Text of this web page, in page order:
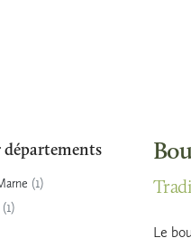
(1)
(1)
Le